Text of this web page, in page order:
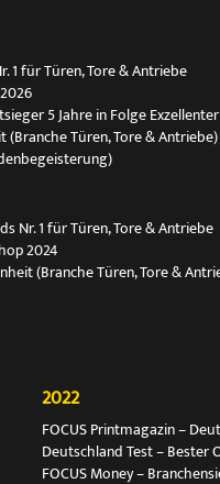
1 für Türen, Tore & Antriebe
5 Jahre in Folge
(Branche Türen, Tore & Antriebe)
Nr. 1 für Türen, Tore & Antriebe
2024
(Branche Türen, Tore &
2022
FOCUS Printmagazin –
Deutschland Test – Bester
FOCUS Money –